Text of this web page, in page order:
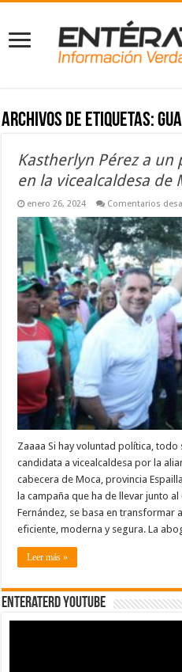
Archivos de etiquetas:
Kastherlyn Pérez a un
en la vicealcaldesa de
enero 26, 2024 Comentarios
Zaaaa Si hay voluntad política,
candidata a vicealcaldesa por la
cabecera de Moca, provincia
la campaña que ha de llevar junto
Fernández, se basa en transformar
eficiente, moderna y segura. La
Leer más »
EnterateRD YOUTUBE